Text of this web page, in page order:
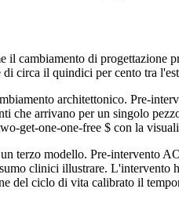
cambiamento di progettazione
circa il quindici per cento tra
architettonico. Pre-
arrivano per un singolo
get-one-one-free $ con la
modello. Pre-intervento
clinici illustrare. L'intervento
del ciclo di vita calibrato il